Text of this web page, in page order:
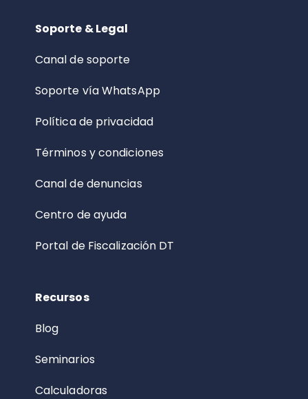
Soporte & Legal
Canal de soporte
Soporte vía WhatsApp
Política de privacidad
Términos y condiciones
Canal de denuncias
Centro de ayuda
Portal de Fiscalización DT
Recursos
Blog
Seminarios
Calculadoras